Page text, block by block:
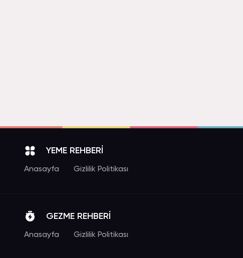
YEME REHBERİ
Anasayfa Gizlilik Politikası
GEZME REHBERİ
Anasayfa Gizlilik Politikası